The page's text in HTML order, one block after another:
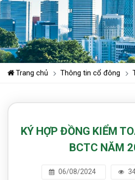
Trang chủ Thông tin cổ đông
KÝ HỢP ĐỒNG KIỂM
BCTC NĂM
06/08/2024